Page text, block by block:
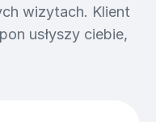
wizytach. Klient
usłyszy ciebie,